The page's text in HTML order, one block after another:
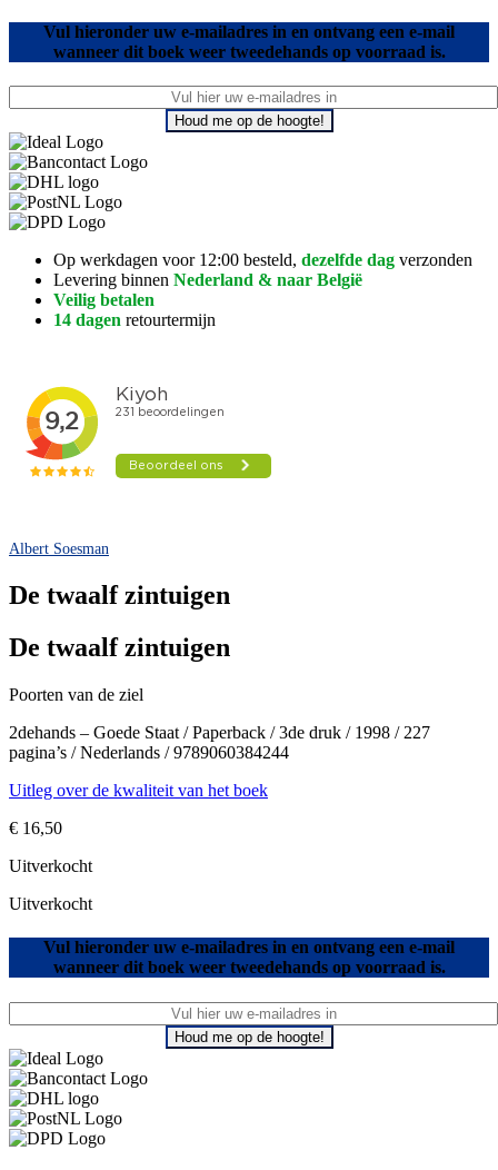
Vul hieronder uw e-mailadres in en ontvang een e-mail
wanneer dit boek weer tweedehands op voorraad is.
Houd me op de hoogte!
Op werkdagen voor 12:00 besteld, dezelfde dag verzonden
Levering binnen Nederland & naar België
Veilig betalen
14 dagen retourtermijn
Albert Soesman
De twaalf zintuigen
De twaalf zintuigen
Poorten van de ziel
2dehands – Goede Staat / Paperback / 3de druk / 1998 / 227
pagina’s / Nederlands / 9789060384244
Uitleg over de kwaliteit van het boek
€ 16,50
Uitverkocht
Uitverkocht
Vul hieronder uw e-mailadres in en ontvang een e-mail
wanneer dit boek weer tweedehands op voorraad is.
Houd me op de hoogte!